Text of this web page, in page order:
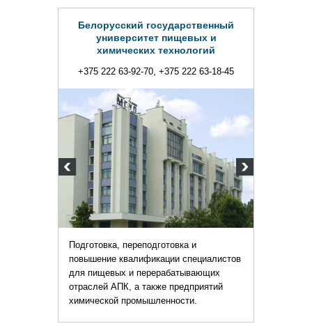
Белорусский государственный
университет пищевых и
химических технологий
+375 222 63-92-70, +375 222 63-18-45
Подготовка, переподготовка и
повышение квалификации специалистов
для пищевых и перерабатывающих
отраслей АПК, а также предприятий
химической промышленности.